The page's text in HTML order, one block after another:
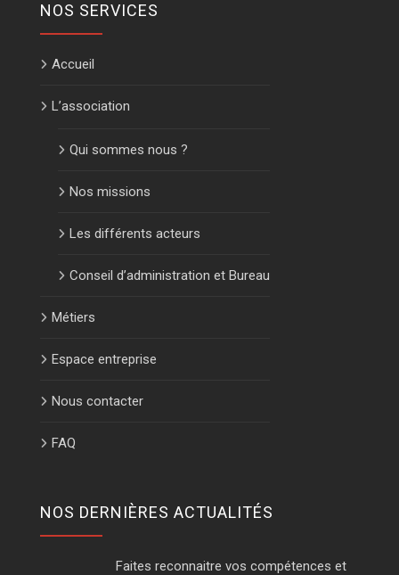
NOS SERVICES
Accueil
L’association
Qui sommes nous ?
Nos missions
Les différents acteurs
Conseil d’administration et Bureau
Métiers
Espace entreprise
Nous contacter
FAQ
NOS DERNIÈRES ACTUALITÉS
Faites reconnaitre vos compétences et